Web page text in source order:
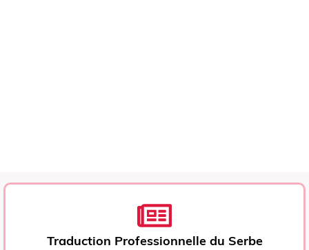
Traduction Professionnelle du Serbe